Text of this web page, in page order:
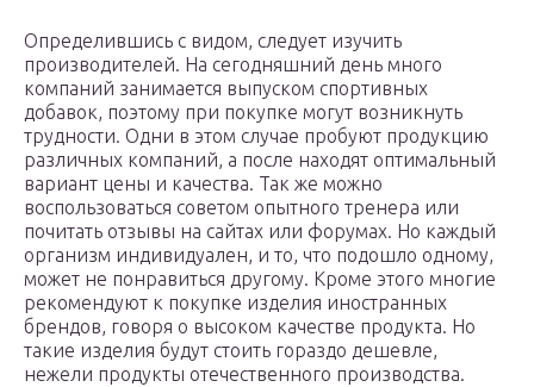
Определившись с видом, следует изучить
производителей. На сегодняшний день много
компаний занимается выпуском спортивных
добавок, поэтому при покупке могут возникнуть
трудности. Одни в этом случае пробуют продукцию
различных компаний, а после находят оптимальный
вариант цены и качества. Так же можно
воспользоваться советом опытного тренера или
почитать отзывы на сайтах или форумах. Но каждый
организм индивидуален, и то, что подошло одному,
может не понравиться другому. Кроме этого многие
рекомендуют к покупке изделия иностранных
брендов, говоря о высоком качестве продукта. Но
такие изделия будут стоить гораздо дешевле,
нежели продукты отечественного производства.